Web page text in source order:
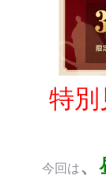
特別
今回は、